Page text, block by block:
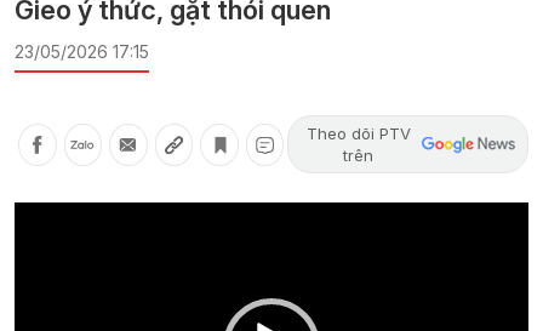
Gieo ý thức, gặt thói quen
23/05/2026 17:15
Theo dõi PTV
trên